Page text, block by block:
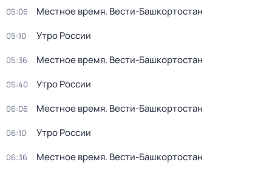
05:06 Местное время. Вести-Башкортостан
05:10 Утро России
05:36 Местное время. Вести-Башкортостан
05:40 Утро России
06:06 Местное время. Вести-Башкортостан
06:10 Утро России
06:36 Местное время. Вести-Башкортостан